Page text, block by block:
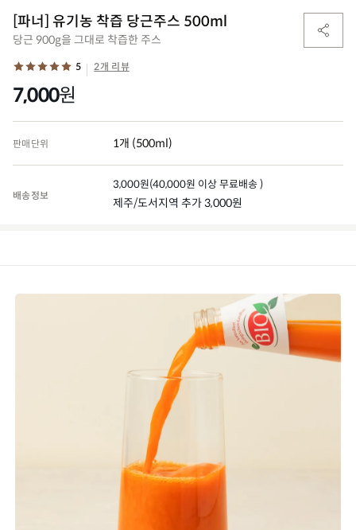
[파너] 유기농 착즙 당근주스 500ml
당근 900g을 그대로 착즙한 주스
5 2개 리뷰
7,000원
판매단위 1개 (500ml)
배송정보
3,000원(40,000원 이상 무료배송 )
제주/도서지역 추가 3,000원